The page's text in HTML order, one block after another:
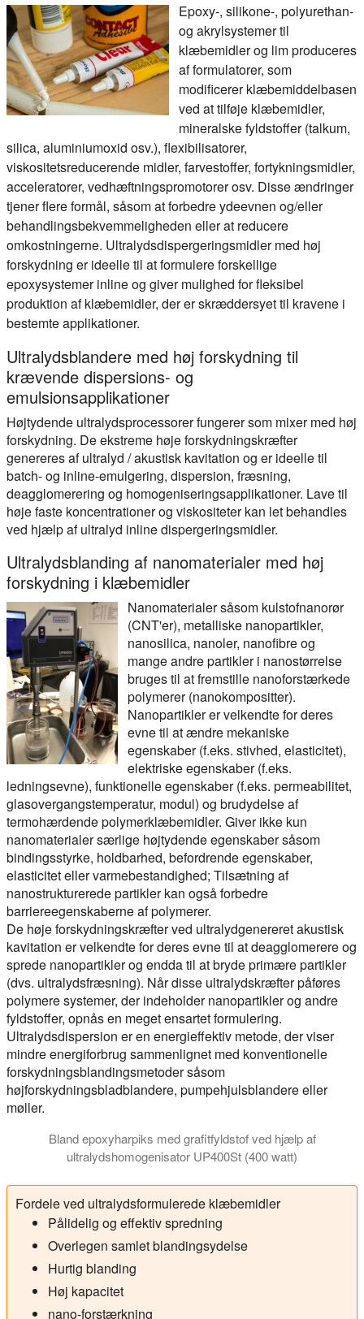
Epoxy-, silikone-, polyurethan-
og akrylsystemer til
klæbemidler og lim produceres
af formulatorer, som
modificerer klæbemiddelbasen
ved at tilføje klæbemidler,
mineralske fyldstoffer (talkum,
silica, aluminiumoxid osv.), flexibilisatorer,
viskositetsreducerende midler, farvestoffer, fortykningsmidler,
acceleratorer, vedhæftningspromotorer osv. Disse ændringer
tjener flere formål, såsom at forbedre ydeevnen og/eller
behandlingsbekvemmeligheden eller at reducere
omkostningerne. Ultralydsdispergeringsmidler med høj
forskydning er ideelle til at formulere forskellige
epoxysystemer inline og giver mulighed for fleksibel
produktion af klæbemidler, der er skræddersyet til kravene i
bestemte applikationer.
Ultralydsblandere med høj forskydning til
krævende dispersions- og
emulsionsapplikationer
Højtydende ultralydsprocessorer fungerer som mixer med høj
forskydning. De ekstreme høje forskydningskræfter
genereres af ultralyd / akustisk kavitation og er ideelle til
batch- og inline-emulgering, dispersion, fræsning,
deagglomerering og homogeniseringsapplikationer. Lave til
høje faste koncentrationer og viskositeter kan let behandles
ved hjælp af ultralyd inline dispergeringsmidler.
Ultralydsblanding af nanomaterialer med høj
forskydning i klæbemidler
Nanomaterialer såsom kulstofnanorør
(CNT'er), metalliske nanopartikler,
nanosilica, nanoler, nanofibre og
mange andre partikler i nanostørrelse
bruges til at fremstille nanoforstærkede
polymerer (nanokompositter).
Nanopartikler er velkendte for deres
evne til at ændre mekaniske
egenskaber (f.eks. stivhed, elasticitet),
elektriske egenskaber (f.eks.
ledningsevne), funktionelle egenskaber (f.eks. permeabilitet,
glasovergangstemperatur, modul) og brudydelse af
termohærdende polymerklæbemidler. Giver ikke kun
nanomaterialer særlige højtydende egenskaber såsom
bindingsstyrke, holdbarhed, befordrende egenskaber,
elasticitet eller varmebestandighed; Tilsætning af
nanostrukturerede partikler kan også forbedre
barriereegenskaberne af polymerer.
De høje forskydningskræfter ved ultralydgenereret akustisk
kavitation er velkendte for deres evne til at deagglomerere og
sprede nanopartikler og endda til at bryde primære partikler
(dvs. ultralydsfræsning). Når disse ultralydskræfter påføres
polymere systemer, der indeholder nanopartikler og andre
fyldstoffer, opnås en meget ensartet formulering.
Ultralydsdispersion er en energieffektiv metode, der viser
mindre energiforbrug sammenlignet med konventionelle
forskydningsblandingsmetoder såsom
højforskydningsbladblandere, pumpehjulsblandere eller
møller.
Bland epoxyharpiks med grafitfyldstof ved hjælp af
ultralydshomogenisator UP400St (400 watt)
Fordele ved ultralydsformulerede klæbemidler
Pålidelig og effektiv spredning
Overlegen samlet blandingsydelse
Hurtig blanding
Høj kapacitet
nano-forstærkning